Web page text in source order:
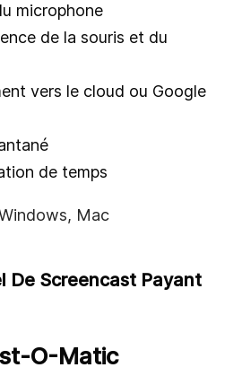
microphone
de la souris et du
vers le cloud ou Google
de temps
Mac
De Screencast Payant
O-Matic